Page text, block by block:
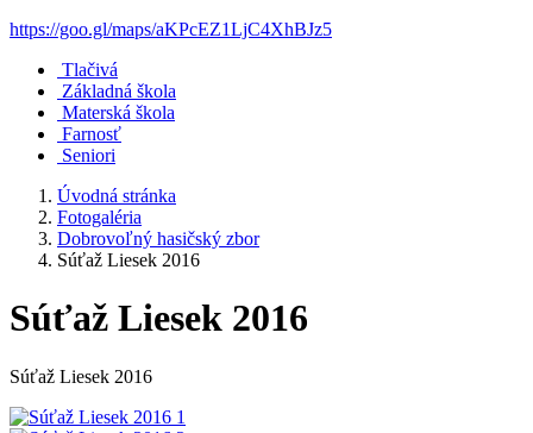
https://goo.gl/maps/aKPcEZ1LjC4XhBJz5
Tlačivá
Základná škola
Materská škola
Farnosť
Seniori
Úvodná stránka
Fotogaléria
Dobrovoľný hasičský zbor
Súťaž Liesek 2016
Súťaž Liesek 2016
Súťaž Liesek 2016